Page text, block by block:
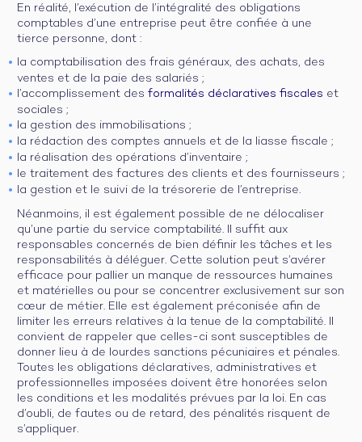
En réalité, l’exécution de l’intégralité des obligations
comptables d’une entreprise peut être confiée à une
tierce personne, dont :
la comptabilisation des frais généraux, des achats, des
ventes et de la paie des salariés ;
l’accomplissement des formalités déclaratives fiscales et
sociales ;
la gestion des immobilisations ;
la rédaction des comptes annuels et de la liasse fiscale ;
la réalisation des opérations d’inventaire ;
le traitement des factures des clients et des fournisseurs ;
la gestion et le suivi de la trésorerie de l’entreprise.
Néanmoins, il est également possible de ne délocaliser
qu’une partie du service comptabilité. Il suffit aux
responsables concernés de bien définir les tâches et les
responsabilités à déléguer. Cette solution peut s’avérer
efficace pour pallier un manque de ressources humaines
et matérielles ou pour se concentrer exclusivement sur son
cœur de métier. Elle est également préconisée afin de
limiter les erreurs relatives à la tenue de la comptabilité. Il
convient de rappeler que celles-ci sont susceptibles de
donner lieu à de lourdes sanctions pécuniaires et pénales.
Toutes les obligations déclaratives, administratives et
professionnelles imposées doivent être honorées selon
les conditions et les modalités prévues par la loi. En cas
d’oubli, de fautes ou de retard, des pénalités risquent de
s’appliquer.